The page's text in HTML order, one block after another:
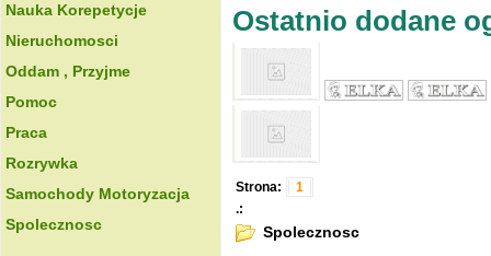
Nauka Korepetycje
Nieruchomosci
Oddam , Przyjme
Pomoc
Praca
Rozrywka
Samochody Motoryzacja
Spolecznosc
Ostatnio dodane
Strona:
1
.:
Spolecznosc